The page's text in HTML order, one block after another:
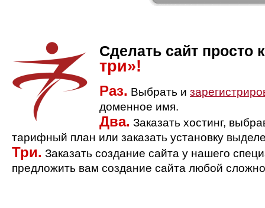
Сделать сайт просто
три»!
Раз. Выбрать и
доменное имя.
Два. Заказать хостинг,
тарифный план или заказать установку
Три. Заказать создание сайта у нашего
предложить вам создание сайта любой